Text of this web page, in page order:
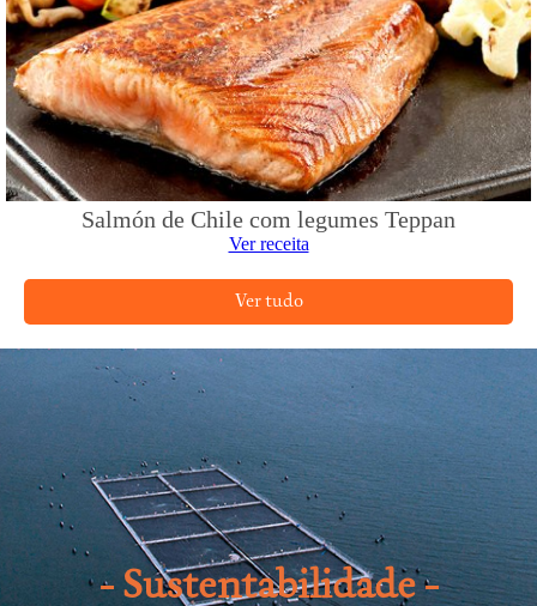
Salmón de Chile com legumes Teppan
Ver receita
Ver tudo
Sustentabilidade